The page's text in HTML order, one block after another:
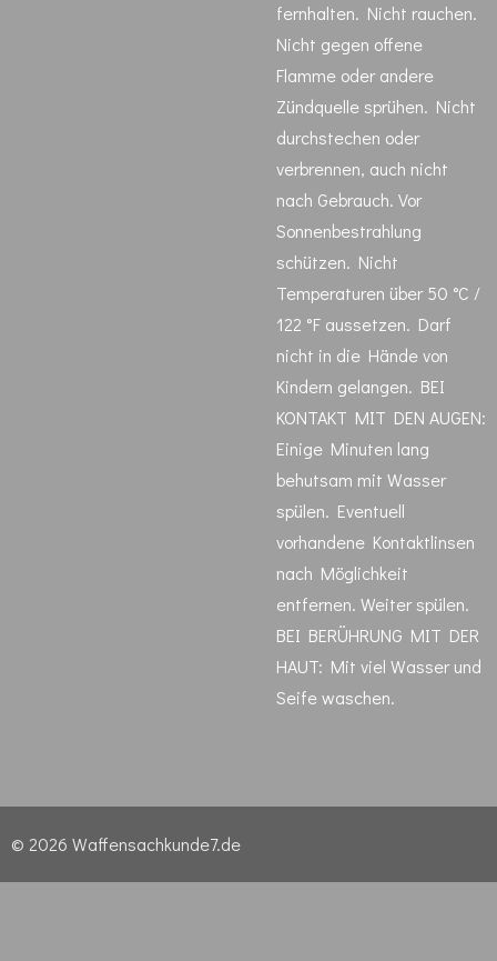
fernhalten. Nicht rauchen.
Nicht gegen offene
Flamme oder andere
Zündquelle sprühen. Nicht
durchstechen oder
verbrennen, auch nicht
nach Gebrauch. Vor
Sonnenbestrahlung
schützen. Nicht
Temperaturen über 50 °C /
122 °F aussetzen. Darf
nicht in die Hände von
Kindern gelangen. BEI
KONTAKT MIT DEN AUGEN:
Einige Minuten lang
behutsam mit Wasser
spülen. Eventuell
vorhandene Kontaktlinsen
nach Möglichkeit
entfernen. Weiter spülen.
BEI BERÜHRUNG MIT DER
HAUT: Mit viel Wasser und
Seife waschen.
© 2026 Waffensachkunde7.de